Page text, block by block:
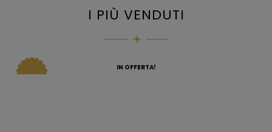
I PIÙ VENDUTI
IN OFFERTA!